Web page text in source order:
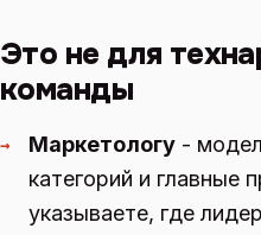
Это не для
команды
→ Маркетологу -
категорий и главные
указываете, где